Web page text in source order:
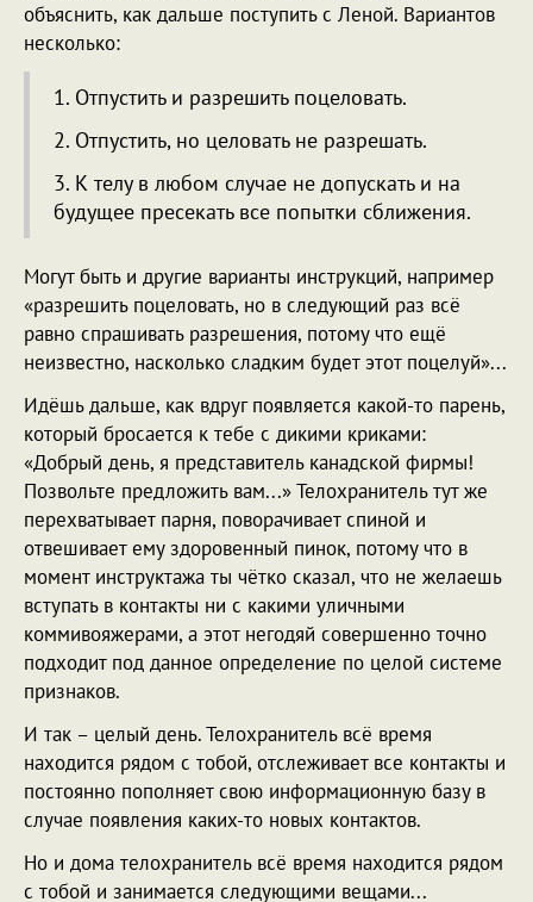
объяснить, как дальше поступить с Леной. Вариантов
несколько:
1. Отпустить и разрешить поцеловать.
2. Отпустить, но целовать не разрешать.
3. К телу в любом случае не допускать и на
будущее пресекать все попытки сближения.
Могут быть и другие варианты инструкций, например
«разрешить поцеловать, но в следующий раз всё
равно спрашивать разрешения, потому что ещё
неизвестно, насколько сладким будет этот поцелуй»...
Идёшь дальше, как вдруг появляется какой-то парень,
который бросается к тебе с дикими криками:
«Добрый день, я представитель канадской фирмы!
Позвольте предложить вам...» Телохранитель тут же
перехватывает парня, поворачивает спиной и
отвешивает ему здоровенный пинок, потому что в
момент инструктажа ты чётко сказал, что не желаешь
вступать в контакты ни с какими уличными
коммивояжерами, а этот негодяй совершенно точно
подходит под данное определение по целой системе
признаков.
И так – целый день. Телохранитель всё время
находится рядом с тобой, отслеживает все контакты и
постоянно пополняет свою информационную базу в
случае появления каких-то новых контактов.
Но и дома телохранитель всё время находится рядом
с тобой и занимается следующими вещами...